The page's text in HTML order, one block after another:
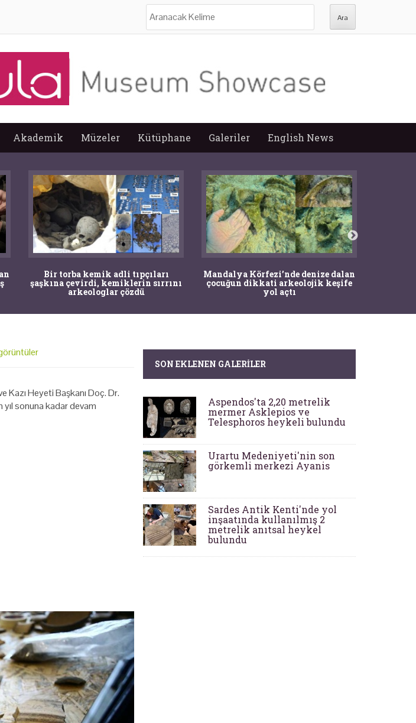
Akademik Müzeler Kütüphane Galeriler English News
Bir torba kemik adli tıpçıları
şaşkına çevirdi, kemiklerin sırrını
arkeologlar çözdü
Mandalya Körfezi’nde denize dalan
çocuğun dikkati arkeolojik keşife
yol açtı
Heyeti Başkanı Doç. Dr.
yıl sonuna kadar devam
SON EKLENEN GALERILER
Aspendos'ta 2,20 metrelik
mermer Asklepios ve
Telesphoros heykeli bulundu
Urartu Medeniyeti'nin son
görkemli merkezi Ayanis
Sardes Antik Kenti'nde yol
inşaatında kullanılmış 2
metrelik anıtsal heykel
bulundu